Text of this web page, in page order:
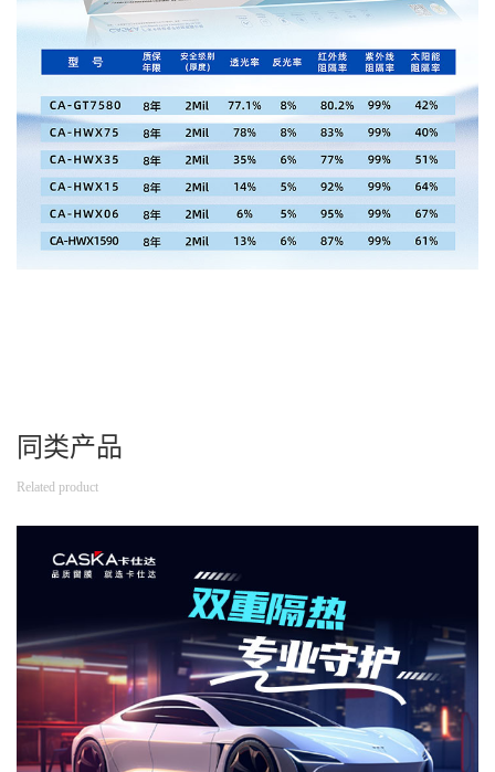
同类产品
Related product